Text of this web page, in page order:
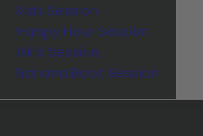
Kids Session
Happy Hour Session
Girls Session
Banana Boot Session